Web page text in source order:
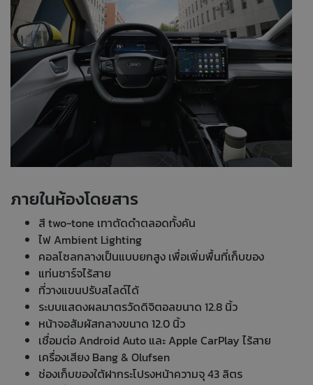
ภายในห้องโดยสาร
สี two-tone เทาตัดดำตลอดทั้งคัน
ไฟ Ambient Lighting
คอลโซลกลางเป็นแบบยกสูง เพื่อเพิ่มพื้นที่เก็บของ
แท่นชาร์จไร้สาย
ที่วางแขนปรับสไลด์ได้
ระบบแสดงผลมาตรวัดดิจิตอลขนาด 12.8 นิ้ว
หน้าจอสัมผัสกลางขนาด 12.0 นิ้ว
เชื่อมต่อ Android Auto และ Apple CarPlay ไร้สาย
เครื่องเสียง Bang & Olufsen
ช่องเก็บของใต้ฝากระโปรงหน้าความจุ 43 ลิตร